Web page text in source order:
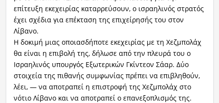
επίτευξη εκεχειρίας καταρρεύσουν, ο ισραηλινός στρατός
έχει σχέδια για επέκταση της επιχείρησής του στον
Λίβανο.
Η δοκιμή μιας οποιασδήποτε εκεχειρίας με τη Χεζμπολάχ
θα είναι η επιβολή της, δήλωσε από την πλευρά του ο
Ισραηλινός υπουργός Εξωτερικών Γκίντεον Σάαρ. Δύο
στοιχεία της πιθανής συμφωνίας πρέπει να επιβληθούν,
λέει, — να αποτραπεί η επιστροφή της Χεζμπολάχ στο
νότιο Λίβανο και να αποτραπεί ο επανεξοπλισμός της.